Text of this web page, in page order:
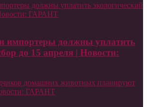
должны уплатить экологический
ГАРАНТ
импортеры должны уплатить
до 15 апреля | Новости:
домашних животных планируют
ГАРАНТ